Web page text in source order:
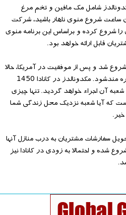
شامل مک مافین و تخم مرغ
ساعت شروع منوی ناهار باشید، شرکت
را شروع کرده و براساس این برنامه منوی
قابل ارائه خواهد بود.
شد و پس از موفقیت در آمریکا، حالا
نوبت کانادا است تا از این تغییر بهره مندشود. مکدونالدز در کانادا 1450
شعبه دارد و این برنامه در 1100 شعبه آن اجراء خواهد گردید. تنها چیزی
که آیا شعبه نزدیک محل زندگی شما
سفارشات مشتریان به درب منازل آنها
شده و احتمالا به زودی در کانادا نیز